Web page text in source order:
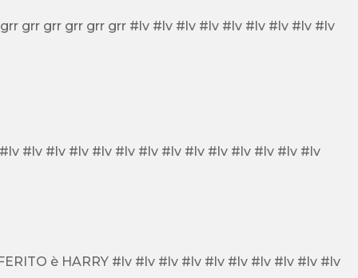
Louis e zayn li amooooo!!!!! #lv #lv #lv #lv #lv #lv #lv #lv #lv #lv #lv #lv #lv #lv #lv #lv #lv #lv #lv #lv #lv #lv #lv
#lv #lv #lv #lv #lv #lv #lv #lv